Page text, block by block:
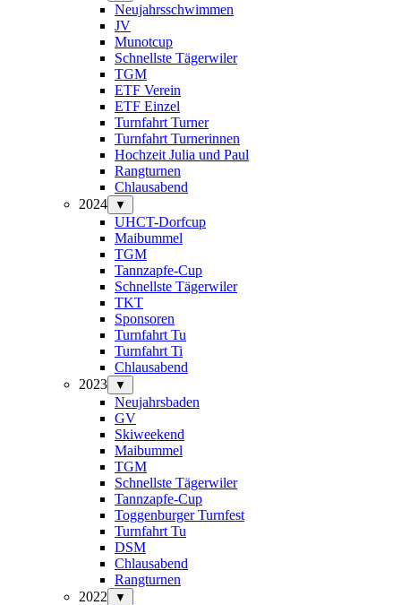
Neujahrsschwimmen
JV
Munotcup
Schnellste Tägerwiler
TGM
ETF Verein
ETF Einzel
Turnfahrt Turner
Turnfahrt Turnerinnen
Hochzeit Julia und Paul
Rangturnen
Chlausabend
2024
▼
UHCT-Dorfcup
Maibummel
TGM
Tannzapfe-Cup
Schnellste Tägerwiler
TKT
Sponsoren
Turnfahrt Tu
Turnfahrt Ti
Chlausabend
2023
▼
Neujahrsbaden
GV
Skiweekend
Maibummel
TGM
Schnellste Tägerwiler
Tannzapfe-Cup
Toggenburger Turnfest
Turnfahrt Tu
DSM
Chlausabend
Rangturnen
2022
▼